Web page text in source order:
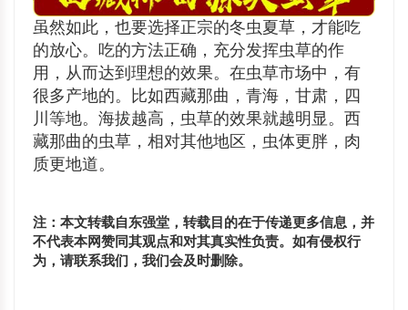
虽然如此，也要选择正宗的冬虫夏草，才能吃
的放心。吃的方法正确，充分发挥虫草的作
用，从而达到理想的效果。在虫草市场中，有
很多产地的。比如西藏那曲，青海，甘肃，四
川等地。海拔越高，虫草的效果就越明显。西
藏那曲的虫草，相对其他地区，虫体更胖，肉
质更地道。
注：本文转载自东强堂，转载目的在于传递更多信息，并
不代表本网赞同其观点和对其真实性负责。如有侵权行
为，请联系我们，我们会及时删除。